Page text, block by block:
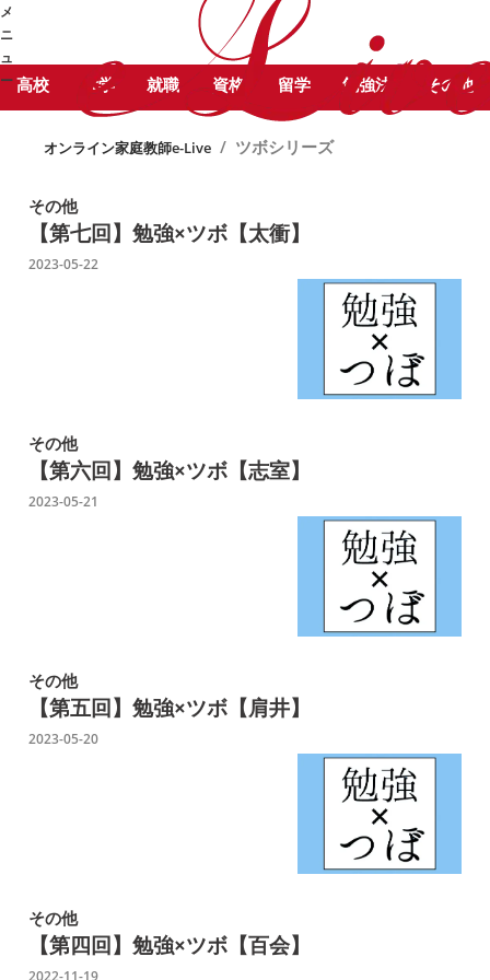
メ
ニ
ュ
ー
STUDY COLUMN
勉強コラム
ツボシリーズ に関する記事をピック
アップしています。
高校
大学 就職 資格 留学 勉強法 その他
オンライン家庭教師e-Live / ツボシリーズ
その他
【第七回】勉強×ツボ【太衝】
2023-05-22
その他
【第六回】勉強×ツボ【志室】
2023-05-21
その他
【第五回】勉強×ツボ【肩井】
2023-05-20
その他
【第四回】勉強×ツボ【百会】